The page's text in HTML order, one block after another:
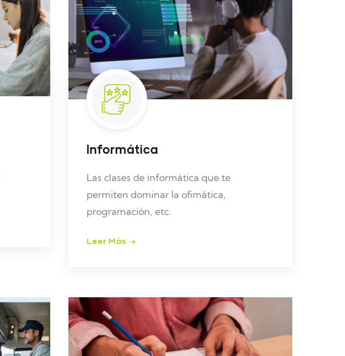
Informática
Las clases de informática que te
permiten dominar la ofimática,
programación, etc.
Leer Más